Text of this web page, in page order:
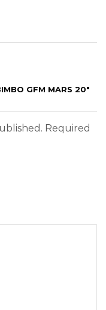
GFM MARS 20″
Required